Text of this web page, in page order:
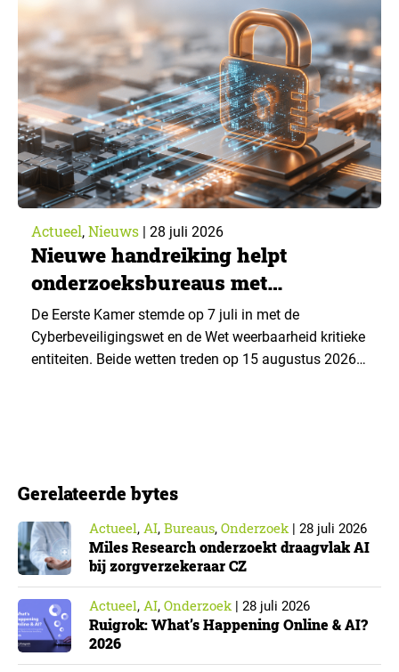
van What’s Happening Online & AI? 2026, het
jaarlijkse trendrapport van Ruigrok onderzoek &
advies over…
Actueel, Nieuws | 28 juli 2026
Nieuwe handreiking helpt
onderzoeksbureaus met
Cyberbeveiligingswet
De Eerste Kamer stemde op 7 juli in met de
Cyberbeveiligingswet en de Wet weerbaarheid kritieke
entiteiten. Beide wetten treden op 15 augustus 2026
onderzoeksorganisatie. De toepasselijkheid…
Gerelateerde bytes
Actueel, AI, Bureaus, Onderzoek| 28 juli 2026
Miles Research onderzoekt draagvlak AI
bij zorgverzekeraar CZ
Actueel, AI, Onderzoek| 28 juli 2026
Ruigrok: What’s Happening Online & AI?
2026